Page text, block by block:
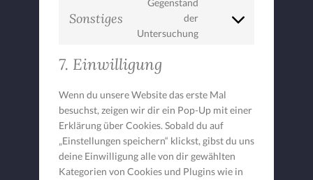
service
Sonstiges
Gegenstand
der
Untersuchung
Consent
7. Einwilligung
Wenn du unsere Website das erste Mal
besuchst, zeigen wir dir ein Pop-Up mit einer
Erklärung über Cookies. Sobald du auf
„Einstellungen speichern“ klickst, gibst du uns
deine Einwilligung alle von dir gewählten
Kategorien von Cookies und Plugins wie in